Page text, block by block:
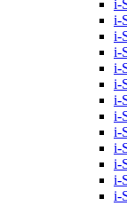
i-
i-
i-
i-
i-
i-
i-
i-
i-
i-
i-
i-
i-